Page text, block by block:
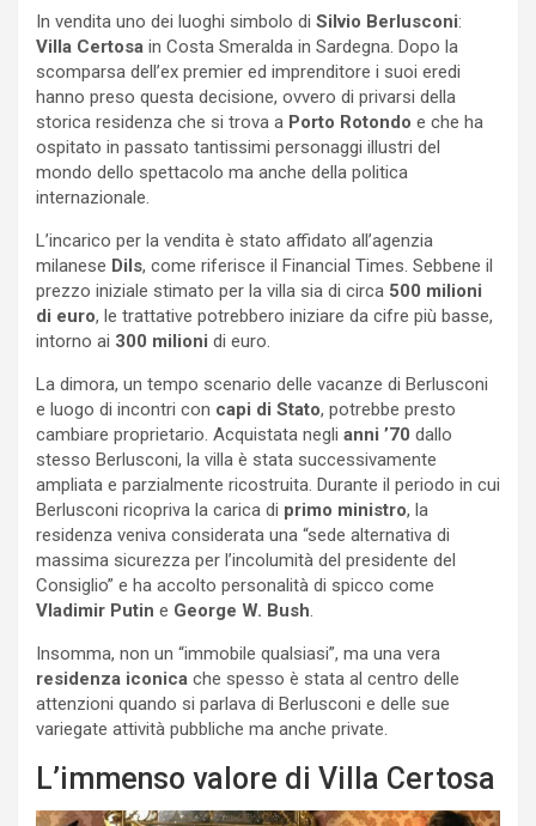
In vendita uno dei luoghi simbolo di Silvio Berlusconi:
Villa Certosa in Costa Smeralda in Sardegna. Dopo la
scomparsa dell’ex premier ed imprenditore i suoi eredi
hanno preso questa decisione, ovvero di privarsi della
storica residenza che si trova a Porto Rotondo e che ha
ospitato in passato tantissimi personaggi illustri del
mondo dello spettacolo ma anche della politica
internazionale.
L’incarico per la vendita è stato affidato all’agenzia
milanese Dils, come riferisce il Financial Times. Sebbene il
prezzo iniziale stimato per la villa sia di circa 500 milioni
di euro, le trattative potrebbero iniziare da cifre più basse,
intorno ai 300 milioni di euro.
La dimora, un tempo scenario delle vacanze di Berlusconi
e luogo di incontri con capi di Stato, potrebbe presto
cambiare proprietario. Acquistata negli anni ’70 dallo
stesso Berlusconi, la villa è stata successivamente
ampliata e parzialmente ricostruita. Durante il periodo in cui
Berlusconi ricopriva la carica di primo ministro, la
residenza veniva considerata una “sede alternativa di
massima sicurezza per l’incolumità del presidente del
Consiglio” e ha accolto personalità di spicco come
Vladimir Putin e George W. Bush.
Insomma, non un “immobile qualsiasi”, ma una vera
residenza iconica che spesso è stata al centro delle
attenzioni quando si parlava di Berlusconi e delle sue
variegate attività pubbliche ma anche private.
L’immenso valore di Villa Certosa